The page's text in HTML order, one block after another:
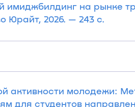
на рынке
Юрайт, 2026. — 243 с.
активности молодежи:
для студентов